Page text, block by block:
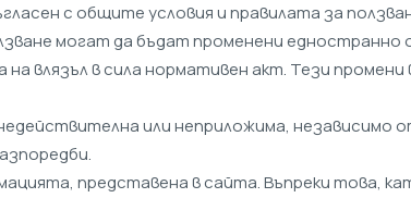
с общите условия и правилата за
могат да бъдат променени едностранно
влязъл в сила нормативен акт. Тези промени
или неприложима, независимо
представена в сайта. Въпреки това,